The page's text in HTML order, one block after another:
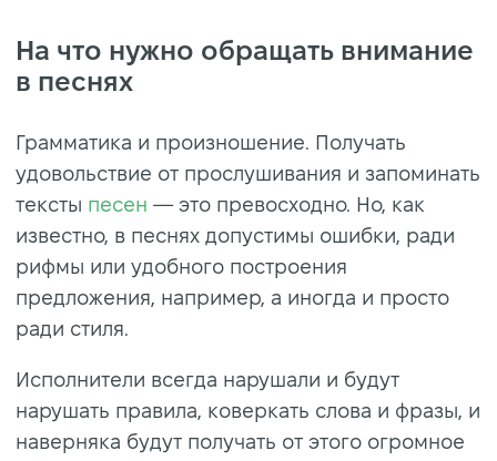
На что нужно обращать внимание
в песнях
Грамматика и произношение. Получать
удовольствие от прослушивания и запоминать
тексты песен — это превосходно. Но, как
известно, в песнях допустимы ошибки, ради
рифмы или удобного построения
предложения, например, а иногда и просто
ради стиля.
Исполнители всегда нарушали и будут
нарушать правила, коверкать слова и фразы, и
наверняка будут получать от этого огромное